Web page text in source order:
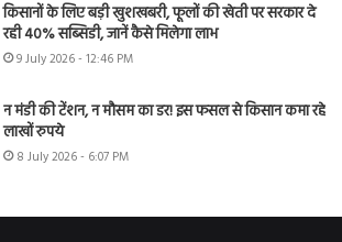
किसानों के लिए बड़ी खुशखबरी, फूलों की खेती पर सरकार दे
रही 40% सब्सिडी, जानें कैसे मिलेगा लाभ
9 July 2026 - 12:46 PM
न मंडी की टेंशन, न मौसम का डर! इस फसल से किसान कमा रहे
लाखों रुपये
8 July 2026 - 6:07 PM